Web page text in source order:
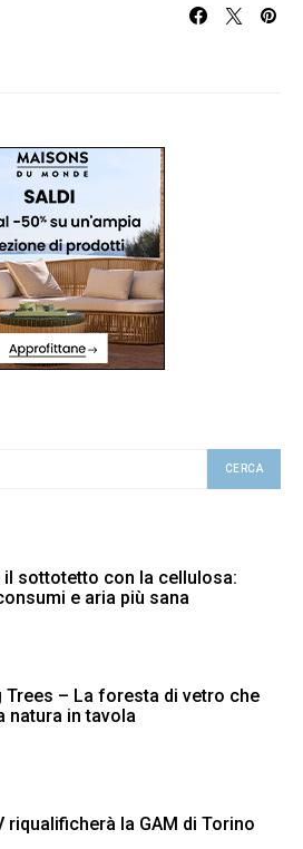
CERCA
il sottotetto con la cellulosa:
e aria più sana
Trees – La foresta di vetro che
natura in tavola
riqualificherà la GAM di Torino